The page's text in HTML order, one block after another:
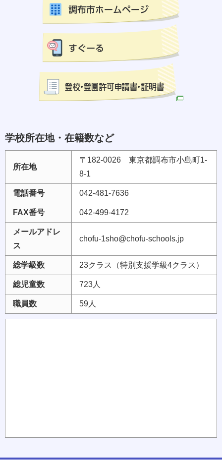
学校所在地・在籍数など
所在地
〒182-0026 東京都調布市小島町1-
8-1
電話番号 042-481-7636
FAX番号 042-499-4172
メールアドレ
ス
chofu-1sho@chofu-schools.jp
総学級数 23クラス（特別支援学級4クラス）
総児童数 723人
職員数 59人